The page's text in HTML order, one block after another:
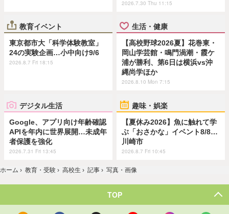
2026.7.30 Thu 11:15
教育イベント
東京都市大「科学体験教室」
24の実験企画…小中向け9/6
2026.8.7 Fri 18:15
生活・健康
【高校野球2026夏】花巻東・
岡山学芸館・鳴門渦潮・霞ケ
浦が勝利、第6日は横浜vs沖
縄尚学ほか
2026.8.10 Mon 7:15
デジタル生活
Google、アプリ向け年齢確認
APIを年内に世界展開…未成年
者保護を強化
2026.7.31 Fri 13:45
趣味・娯楽
【夏休み2026】魚に触れて学
ぶ「おさかな」イベント8/8…
川崎市
2026.8.7 Fri 10:45
ホーム › 教育・受験 › 高校生 › 記事 › 写真・画像
TOP